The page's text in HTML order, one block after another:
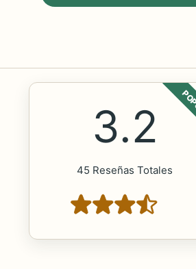
3.2
45 Reseñas Totales